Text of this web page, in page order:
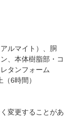
ルマイト）、胴
、本体樹脂部・コ
タンフォーム
6時間）
変更することがあ